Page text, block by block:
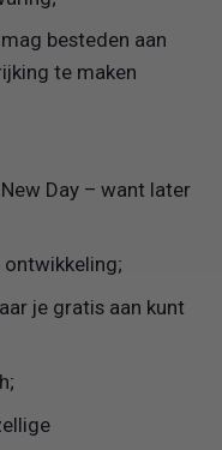
besteden aan
te maken
Day – want later
je gratis aan kunt